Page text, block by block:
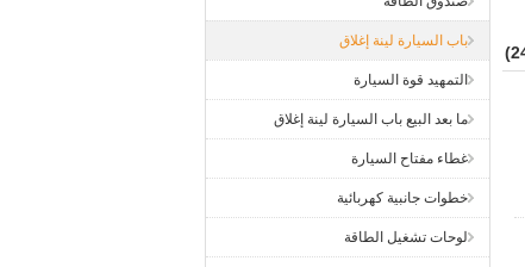
باب السيارة لينة إغلاق
التمهيد قوة السيارة
ما بعد البيع باب السيارة لينة إغلاق
غطاء مفتاح السيارة
خطوات جانبية كهربائية
لوحات تشغيل الطاقة